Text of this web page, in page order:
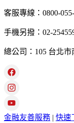
客服專線：0800-
手機另撥：02-
總公司：105 台北
金融友善服務 | 快速